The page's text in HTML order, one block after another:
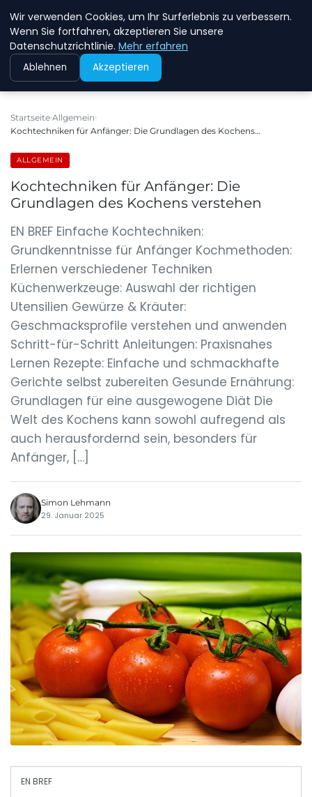
NEW ENERGY JOBS
Startseite Allgemein
Kochtechniken für Anfänger: Die Grundlagen des Kochens…
ALLGEMEIN
Kochtechniken für Anfänger: Die
Grundlagen des Kochens verstehen
EN BREF Einfache Kochtechniken:
Grundkenntnisse für Anfänger Kochmethoden:
Erlernen verschiedener Techniken
Küchenwerkzeuge: Auswahl der richtigen
Utensilien Gewürze & Kräuter:
Geschmacksprofile verstehen und anwenden
Schritt-für-Schritt Anleitungen: Praxisnahes
Lernen Rezepte: Einfache und schmackhafte
Gerichte selbst zubereiten Gesunde Ernährung:
Grundlagen für eine ausgewogene Diät Die
Welt des Kochens kann sowohl aufregend als
auch herausfordernd sein, besonders für
Anfänger, […]
Simon Lehmann
29. Januar 2025
EN BREF
Wir verwenden Cookies, um Ihr Surferlebnis zu verbessern.
Wenn Sie fortfahren, akzeptieren Sie unsere
Datenschutzrichtlinie. Mehr erfahren
Ablehnen Akzeptieren